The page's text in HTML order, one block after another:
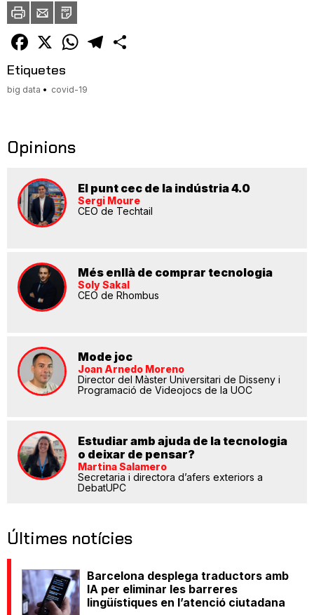
ImprimirEnvia
un
amic
PDF
Facebook
X WhatsAppTelegram
Etiquetes
big data covid-19
Opinions
El punt cec de la indústria 4.0
Sergi Moure
CEO de Techtail
Més enllà de comprar tecnologia
Soly Sakal
CEO de Rhombus
Mode joc
Joan Arnedo Moreno
Director del Màster Universitari de Disseny i
Programació de Videojocs de la UOC
Estudiar amb ajuda de la tecnologia
o deixar de pensar?
Martina Salamero
Secretaria i directora d’afers exteriors a
DebatUPC
Últimes notícies
Barcelona desplega traductors amb
IA per eliminar les barreres
lingüístiques en l’atenció ciutadana